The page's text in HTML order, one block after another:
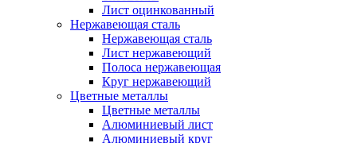
Лист оцинкованный
Нержавеющая сталь
Нержавеющая сталь
Лист нержавеющий
Полоса нержавеющая
Круг нержавеющий
Цветные металлы
Цветные металлы
Алюминиевый лист
Алюминиевый круг